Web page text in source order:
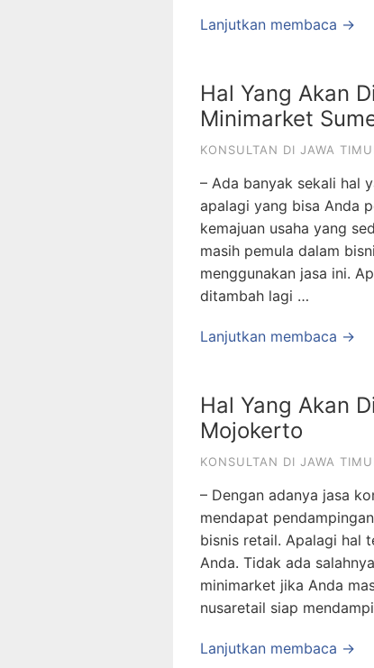
Lanjutkan membaca →
Hal Yang Akan
Minimarket
KONSULTAN DI JAWA
– Ada banyak sekali hal
apalagi yang bisa Anda
kemajuan usaha yang
masih pemula dalam
menggunakan jasa ini.
ditambah lagi …
Lanjutkan membaca →
Hal Yang Akan
Mojokerto
KONSULTAN DI JAWA
– Dengan adanya jasa
mendapat
bisnis retail. Apalagi hal
Anda. Tidak ada
minimarket jika Anda
nusaretail siap
Lanjutkan membaca →